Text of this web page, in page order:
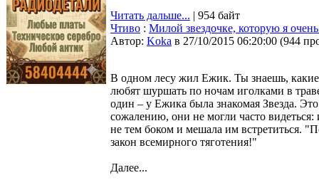
Читать дальше... | 954 байт
Чтиво : Милой звездочке, которую я
Автор: Koka в 27/10/2015 06:20:00 (944
В одном лесу жил Ежик. Ты знаешь,
любят шуршать по ночам иголками в
один – у Ежика была знакомая Звезда.
сожалению, они не могли часто видеться:
не тем боком и мешала им встретиться.
закон всемирного тяготения!"
Далее...